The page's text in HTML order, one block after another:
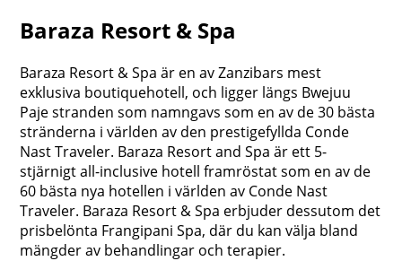
Baraza Resort & Spa
Baraza Resort & Spa är en av Zanzibars mest
exklusiva boutiquehotell, och ligger längs Bwejuu
Paje stranden som namngavs som en av de 30 bästa
stränderna i världen av den prestigefyllda Conde
Nast Traveler. Baraza Resort and Spa är ett 5-
stjärnigt all-inclusive hotell framröstat som en av de
60 bästa nya hotellen i världen av Conde Nast
Traveler. Baraza Resort & Spa erbjuder dessutom det
prisbelönta Frangipani Spa, där du kan välja bland
mängder av behandlingar och terapier.